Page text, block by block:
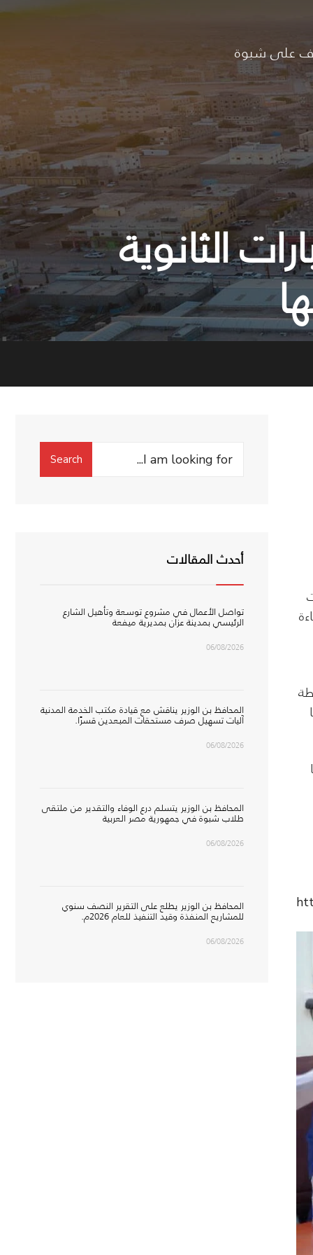
على شبوة
الثانوية
Search
Search
أحدث المقالات
تواصل الأعمال في مشروع توسعة وتأهيل الشارع
الرئيسي بمدينة عزان بمديرية ميفعة
06/08/2026
المحافظ بن الوزير يناقش مع قيادة مكتب الخدمة المدنية
آليات تسهيل صرف مستحقات المبعدين قسرًا.
06/08/2026
المحافظ بن الوزير يتسلم درع الوفاء والتقدير من ملتقى
طلاب شبوة في جمهورية مصر العربية
06/08/2026
المحافظ بن الوزير يطلع على التقرير النصف سنوي
للمشاريع المنفذة وقيد التنفيذ للعام 2026م.
06/08/2026